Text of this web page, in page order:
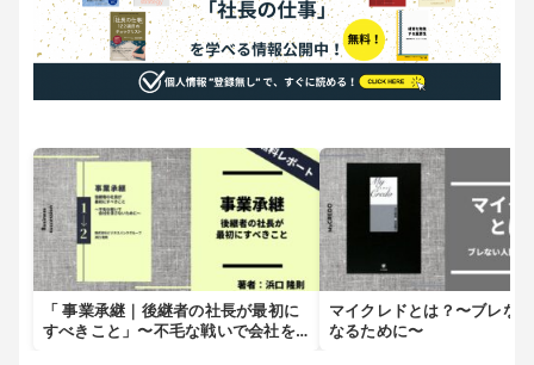
「 事業承継｜後継者の社長が最初に
すべきこと」〜不毛な戦いで会社を
マイクレドとは？〜ブレな
なるために〜